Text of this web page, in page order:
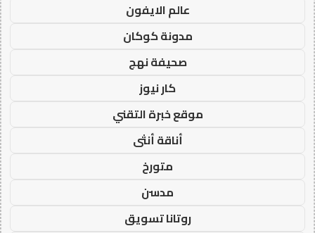
عالم الايفون
مدونة كوكان
صحيفة نهج
كار نيوز
موقع خبرة التقني
أناقة أنثى
متورخ
مدسن
روتانا تسويق